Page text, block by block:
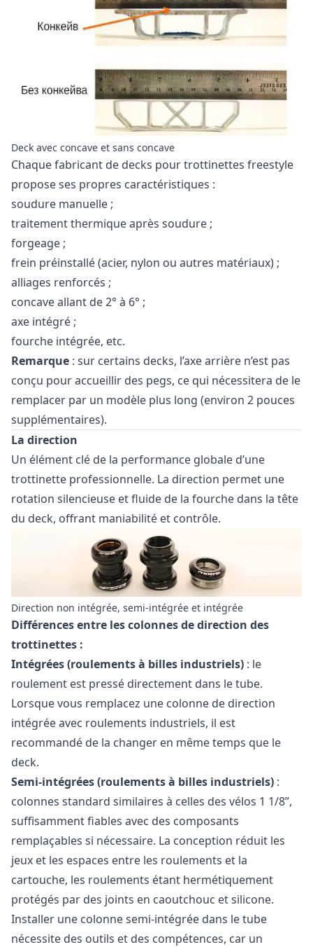
Deck avec concave et sans concave
Chaque fabricant de decks pour trottinettes freestyle
propose ses propres caractéristiques :
soudure manuelle ;
traitement thermique après soudure ;
forgeage ;
frein préinstallé (acier, nylon ou autres matériaux) ;
alliages renforcés ;
concave allant de 2° à 6° ;
axe intégré ;
fourche intégrée, etc.
Remarque : sur certains decks, l’axe arrière n’est pas
conçu pour accueillir des pegs, ce qui nécessitera de le
remplacer par un modèle plus long (environ 2 pouces
supplémentaires).
La direction
Un élément clé de la performance globale d’une
trottinette professionnelle. La direction permet une
rotation silencieuse et fluide de la fourche dans la tête
du deck, offrant maniabilité et contrôle.
Direction non intégrée, semi-intégrée et intégrée
Différences entre les colonnes de direction des
trottinettes :
Intégrées (roulements à billes industriels) : le
roulement est pressé directement dans le tube.
Lorsque vous remplacez une colonne de direction
intégrée avec roulements industriels, il est
recommandé de la changer en même temps que le
deck.
Semi-intégrées (roulements à billes industriels) :
colonnes standard similaires à celles des vélos 1 1/8”,
suffisamment fiables avec des composants
remplaçables si nécessaire. La conception réduit les
jeux et les espaces entre les roulements et la
cartouche, les roulements étant hermétiquement
protégés par des joints en caoutchouc et silicone.
Installer une colonne semi-intégrée dans le tube
nécessite des outils et des compétences, car un